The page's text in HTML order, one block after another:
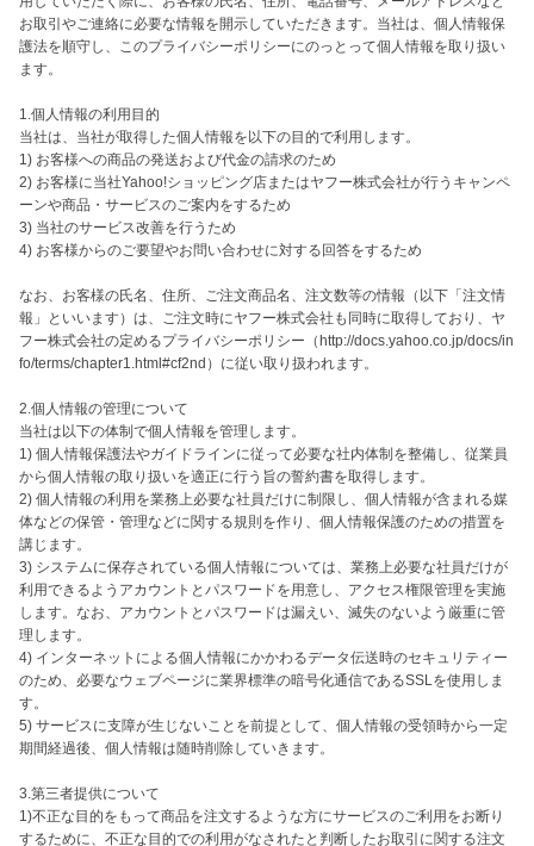
お取引やご連絡に必要な情報を開示していただきます。当社は、個人情報保
護法を順守し、このプライバシーポリシーにのっとって個人情報を取り扱い
ます。
1.個人情報の利用目的
当社は、当社が取得した個人情報を以下の目的で利用します。
1) お客様への商品の発送および代金の請求のため
2) お客様に当社Yahoo!ショッピング店またはヤフー株式会社が行うキャンペ
ーンや商品・サービスのご案内をするため
3) 当社のサービス改善を行うため
4) お客様からのご要望やお問い合わせに対する回答をするため
なお、お客様の氏名、住所、ご注文商品名、注文数等の情報（以下「注文情
報」といいます）は、ご注文時にヤフー株式会社も同時に取得しており、ヤ
フー株式会社の定めるプライバシーポリシー（http://docs.yahoo.co.jp/docs/in
fo/terms/chapter1.html#cf2nd）に従い取り扱われます。
2.個人情報の管理について
当社は以下の体制で個人情報を管理します。
1) 個人情報保護法やガイドラインに従って必要な社内体制を整備し、従業員
から個人情報の取り扱いを適正に行う旨の誓約書を取得します。
2) 個人情報の利用を業務上必要な社員だけに制限し、個人情報が含まれる媒
体などの保管・管理などに関する規則を作り、個人情報保護のための措置を
講じます。
3) システムに保存されている個人情報については、業務上必要な社員だけが
利用できるようアカウントとパスワードを用意し、アクセス権限管理を実施
します。なお、アカウントとパスワードは漏えい、滅失のないよう厳重に管
理します。
4) インターネットによる個人情報にかかわるデータ伝送時のセキュリティー
のため、必要なウェブページに業界標準の暗号化通信であるSSLを使用しま
す。
5) サービスに支障が生じないことを前提として、個人情報の受領時から一定
期間経過後、個人情報は随時削除していきます。
3.第三者提供について
1)不正な目的をもって商品を注文するような方にサービスのご利用をお断り
するために、不正な目的での利用がなされたと判断したお取引に関する注文